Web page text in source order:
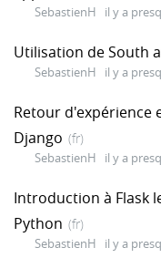
SebastienH il y a
Utilisation de South
SebastienH il y a
Retour d'expérience
Django (fr)
SebastienH il y a
Introduction à Flask
Python (fr)
SebastienH il y a